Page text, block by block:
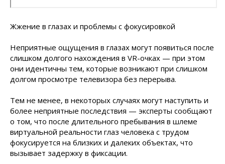
Жжение в глазах и проблемы с фокусировкой
Неприятные ощущения в глазах могут появиться после
слишком долгого нахождения в VR-очках — при этом
они идентичны тем, которые возникают при слишком
долгом просмотре телевизора без перерыва.
Тем не менее, в некоторых случаях могут наступить и
более неприятные последствия — эксперты сообщают
о том, что после длительного пребывания в шлеме
виртуальной реальности глаз человека с трудом
фокусируется на близких и далеких объектах, что
вызывает задержку в фиксации.